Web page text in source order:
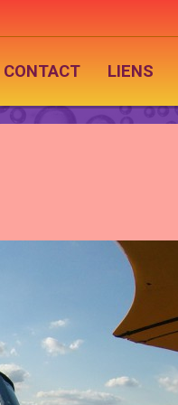
CONTACT LIENS